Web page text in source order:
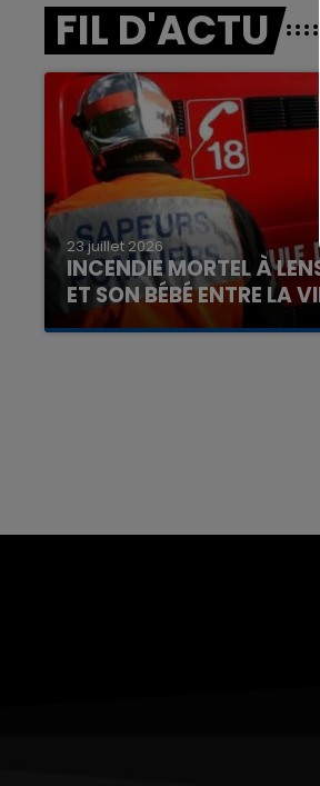
FIL D'ACTU
23 juillet 2026
INCENDIE MORTEL À
ET SON BÉBÉ ENTRE LA
Un homme s'est immolé par